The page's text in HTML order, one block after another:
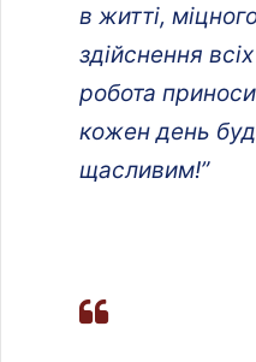
в житті,
здійснення
робота
кожен день
щасливим!”